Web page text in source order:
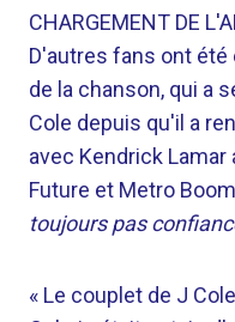
CHARGEMENT DE
D'autres fans ont
de la chanson, qui a
Cole depuis qu'il a
avec Kendrick
Future et Metro
toujours pas
« Le couplet de J